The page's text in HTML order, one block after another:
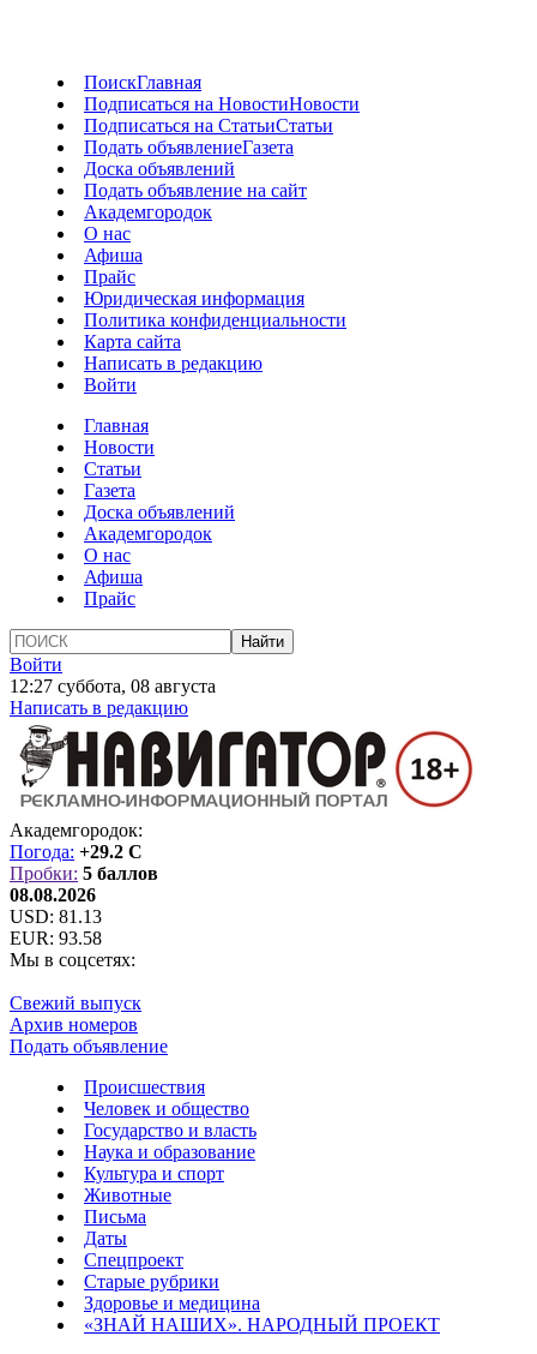
ПоискГлавная
Подписаться на НовостиНовости
Подписаться на СтатьиСтатьи
Подать объявлениеГазета
Доска объявлений
Подать объявление на сайт
Академгородок
О нас
Афиша
Прайс
Юридическая информация
Политика конфиденциальности
Карта сайта
Написать в редакцию
Войти
Главная
Новости
Статьи
Газета
Доска объявлений
Академгородок
О нас
Афиша
Прайс
Войти
12:27 суббота, 08 августа
Написать в редакцию
Академгородок:
Погода: +29.2 C
Пробки: 5 баллов
08.08.2026
USD: 81.13
EUR: 93.58
Мы в соцсетях:
Свежий выпуск
Архив номеров
Подать объявление
Происшествия
Человек и общество
Государство и власть
Наука и образование
Культура и спорт
Животные
Письма
Даты
Спецпроект
Старые рубрики
Здоровье и медицина
«ЗНАЙ НАШИХ». НАРОДНЫЙ ПРОЕКТ